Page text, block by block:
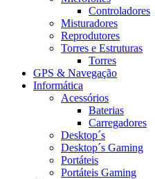
Controladores
Misturadores
Reprodutores
Torres e Estruturas
Torres
GPS & Navegação
Informática
Acessórios
Baterias
Carregadores
Desktop´s
Desktop´s Gaming
Portáteis
Portáteis Gaming